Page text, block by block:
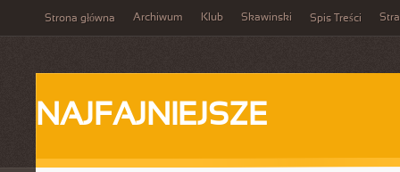
Strona główna Archiwum Klub Skawinski Spis Treści
NAJFAJNIEJSZE